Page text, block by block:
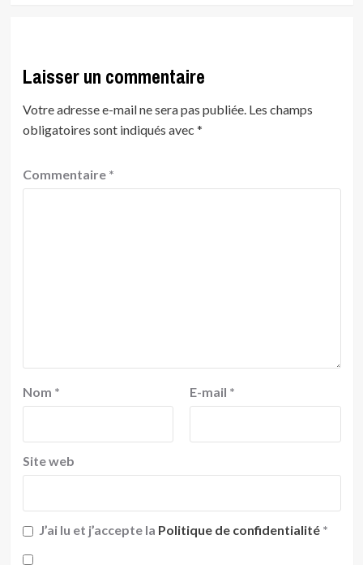
Laisser un commentaire
Votre adresse e-mail ne sera pas publiée. Les champs
obligatoires sont indiqués avec *
Commentaire *
Nom * E-mail *
Site web
J’ai lu et j’accepte la Politique de confidentialité *